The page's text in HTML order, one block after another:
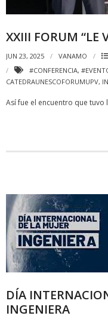
XXIII FORUM “LE
JUN 23, 2025 VANAMO
#CONFERENCIA,
CATEDRAUNESCOFORUMUPV,
Así fue el encuentro que
DÍA
INGENIERA